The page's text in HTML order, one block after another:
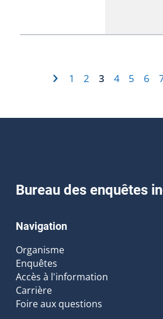
1 2 3 4 5 6
Bureau des enquêtes
Navigation
Organisme
Enquêtes
Accès à l'information
Carrière
Foire aux questions